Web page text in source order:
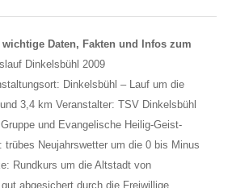
wichtige Daten, Fakten und Infos zum
Dinkelsbühl 2009
Dinkelsbühl – Lauf um die
3,4 km Veranstalter: TSV Dinkelsbühl
und Evangelische Heilig-Geist-
trübes Neujahrswetter um die 0 bis Minus
Rundkurs um die Altstadt von
abgesichert durch die Freiwillige